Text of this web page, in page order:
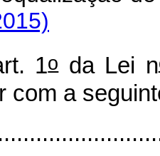
1oda Lei n
com a